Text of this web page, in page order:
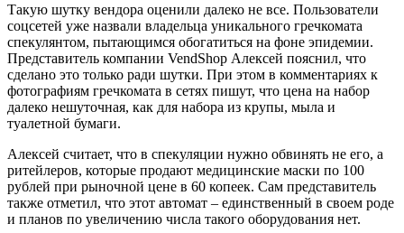
Такую шутку вендора оценили далеко не все. Пользователи
соцсетей уже назвали владельца уникального гречкомата
спекулянтом, пытающимся обогатиться на фоне эпидемии.
Представитель компании VendShop Алексей пояснил, что
сделано это только ради шутки. При этом в комментариях к
фотографиям гречкомата в сетях пишут, что цена на набор
далеко нешуточная, как для набора из крупы, мыла и
туалетной бумаги.
Алексей считает, что в спекуляции нужно обвинять не его, а
ритейлеров, которые продают медицинские маски по 100
рублей при рыночной цене в 60 копеек. Сам представитель
также отметил, что этот автомат – единственный в своем роде
и планов по увеличению числа такого оборудования нет.